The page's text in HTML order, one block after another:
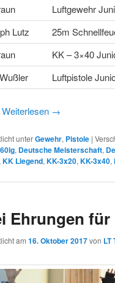
Luftgewehr
Lutz
25m
KK – 3×40
Luftpistole
Weiterlesen →
unterGewehr, Pistole |
60lg, Deutsche Meisterschaft,
KK Liegend, KK-3x20, KK-3x40,
Ehrungen für
am 16. Oktober 2017von LT